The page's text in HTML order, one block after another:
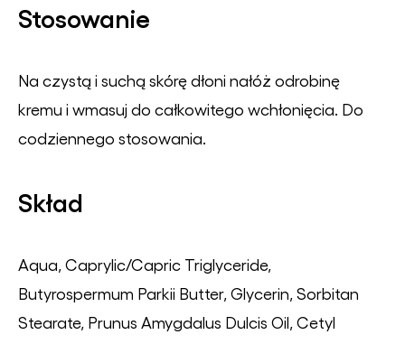
Stosowanie
Na czystą i suchą skórę dłoni nałóż odrobinę
kremu i wmasuj do całkowitego wchłonięcia. Do
codziennego stosowania.
Skład
Aqua, Caprylic/Capric Triglyceride,
Butyrospermum Parkii Butter, Glycerin, Sorbitan
Stearate, Prunus Amygdalus Dulcis Oil, Cetyl